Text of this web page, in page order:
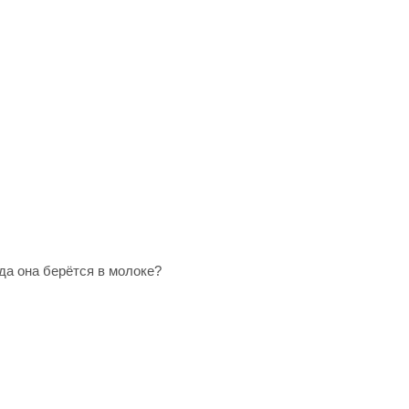
она берётся в молоке?